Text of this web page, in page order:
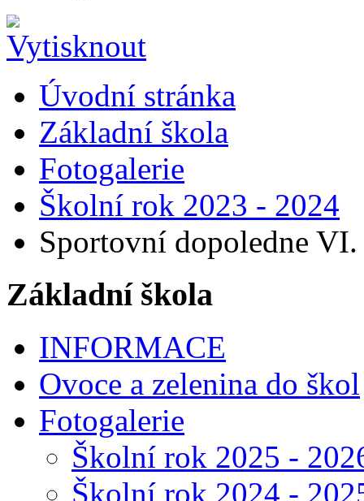
Úvodní stránka
Základní škola
Fotogalerie
Školní rok 2023 - 2024
Sportovní dopoledne
Základní škola
INFORMACE
Ovoce a zelenina do škol
Fotogalerie
Školní rok 2025 -
Školní rok 2024 -